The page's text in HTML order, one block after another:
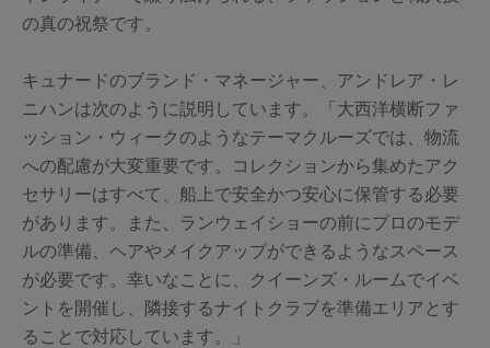
の真の祝祭です。
キュナードのブランド・マネージャー、アンドレア・レ
ニハンは次のように説明しています。「大西洋横断ファ
ッション・ウィークのようなテーマクルーズでは、物流
への配慮が大変重要です。コレクションから集めたアク
セサリーはすべて、船上で安全かつ安心に保管する必要
があります。また、ランウェイショーの前にプロのモデ
ルの準備、ヘアやメイクアップができるようなスペース
が必要です。幸いなことに、クイーンズ・ルームでイベ
ントを開催し、隣接するナイトクラブを準備エリアとす
ることで対応しています。」